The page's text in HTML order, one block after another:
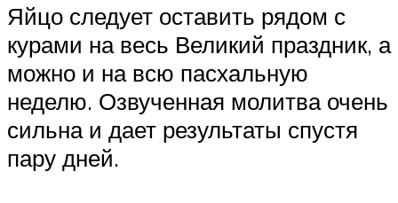
Яйцо следует оставить рядом с
курами на весь Великий праздник, а
можно и на всю пасхальную
неделю. Озвученная молитва очень
сильна и дает результаты спустя
пару дней.